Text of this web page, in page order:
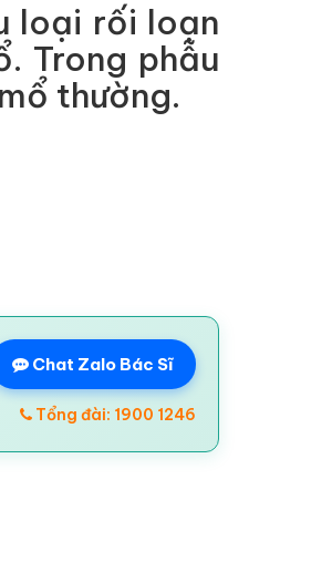
loại rối loạn
Trong phẫu
thường.
Chat Zalo Bác Sĩ
Tổng đài: 1900 1246